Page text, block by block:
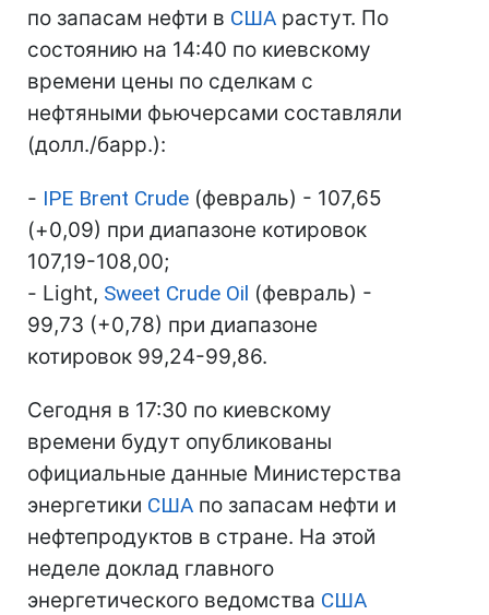
по запасам нефти в США растут. По
состоянию на 14:40 по киевскому
времени цены по сделкам с
нефтяными фьючерсами составляли
(долл./барр.):
- IPE Brent Crude (февраль) - 107,65
(+0,09) при диапазоне котировок
107,19-108,00;
- Light, Sweet Crude Oil (февраль) -
99,73 (+0,78) при диапазоне
котировок 99,24-99,86.
Сегодня в 17:30 по киевскому
времени будут опубликованы
официальные данные Министерства
энергетики США по запасам нефти и
нефтепродуктов в стране. На этой
неделе доклад главного
энергетического ведомства США